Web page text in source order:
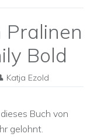
Pralinen
Bold
Katja Ezold
Buch von
gelohnt.